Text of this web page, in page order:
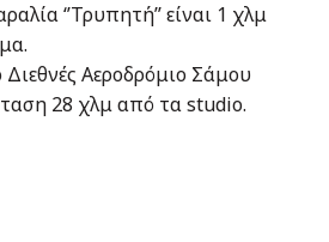
‘’Τρυπητή’’ είναι 1 χλμ
Διεθνές Αεροδρόμιο Σάμου
28 χλμ από τα studio.